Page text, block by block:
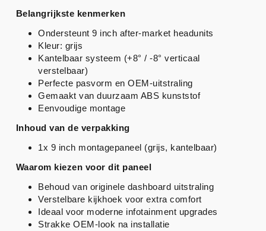
Belangrijkste kenmerken
Ondersteunt 9 inch after-market headunits
Kleur: grijs
Kantelbaar systeem (+8° / -8° verticaal
verstelbaar)
Perfecte pasvorm en OEM-uitstraling
Gemaakt van duurzaam ABS kunststof
Eenvoudige montage
Inhoud van de verpakking
1x 9 inch montagepaneel (grijs, kantelbaar)
Waarom kiezen voor dit paneel
Behoud van originele dashboard uitstraling
Verstelbare kijkhoek voor extra comfort
Ideaal voor moderne infotainment upgrades
Strakke OEM-look na installatie